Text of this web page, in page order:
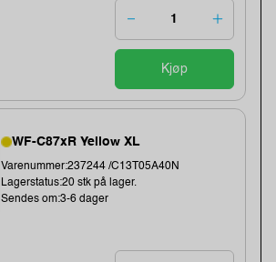
Kjøp
WF-C87xR Yellow XL
Varenummer:237244 /C13T05A40N
Lagerstatus:20 stk på lager.
Sendes om:3-6 dager